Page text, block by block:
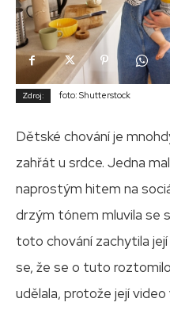
Zdroj: foto: Shutterstock
Dětské chování je
zahřát u srdce. Jedna
naprostým hitem na
drzým tónem mluvila se
toto chování zachytila
se, že se o tuto
udělala, protože její video